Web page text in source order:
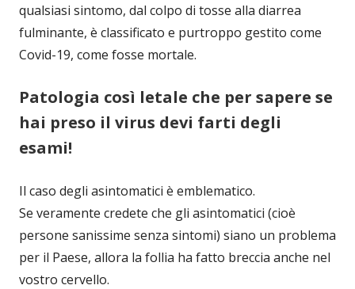
qualsiasi sintomo, dal colpo di tosse alla diarrea
fulminante, è classificato e purtroppo gestito come
Covid-19, come fosse mortale.
Patologia così letale che per sapere se
hai preso il virus devi farti degli
esami!
Il caso degli asintomatici è emblematico.
Se veramente credete che gli asintomatici (cioè
persone sanissime senza sintomi) siano un problema
per il Paese, allora la follia ha fatto breccia anche nel
vostro cervello.